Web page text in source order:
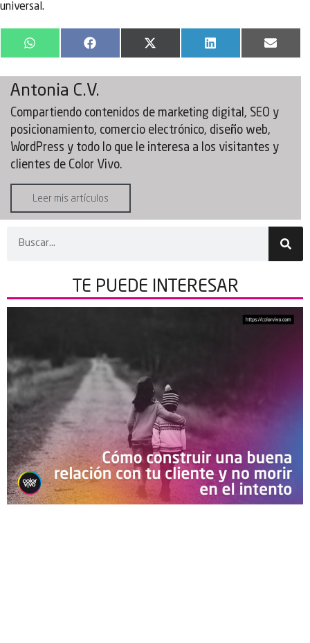
universal.
WhatsApp Facebook
X
(Twitter)
LinkedIn Email
Antonia C.V.
Compartiendo contenidos de marketing digital, SEO y
posicionamiento, comercio electrónico, diseño web,
WordPress y todo lo que le interesa a los visitantes y
clientes de Color Vivo.
Leer mis artículos
TE PUEDE INTERESAR